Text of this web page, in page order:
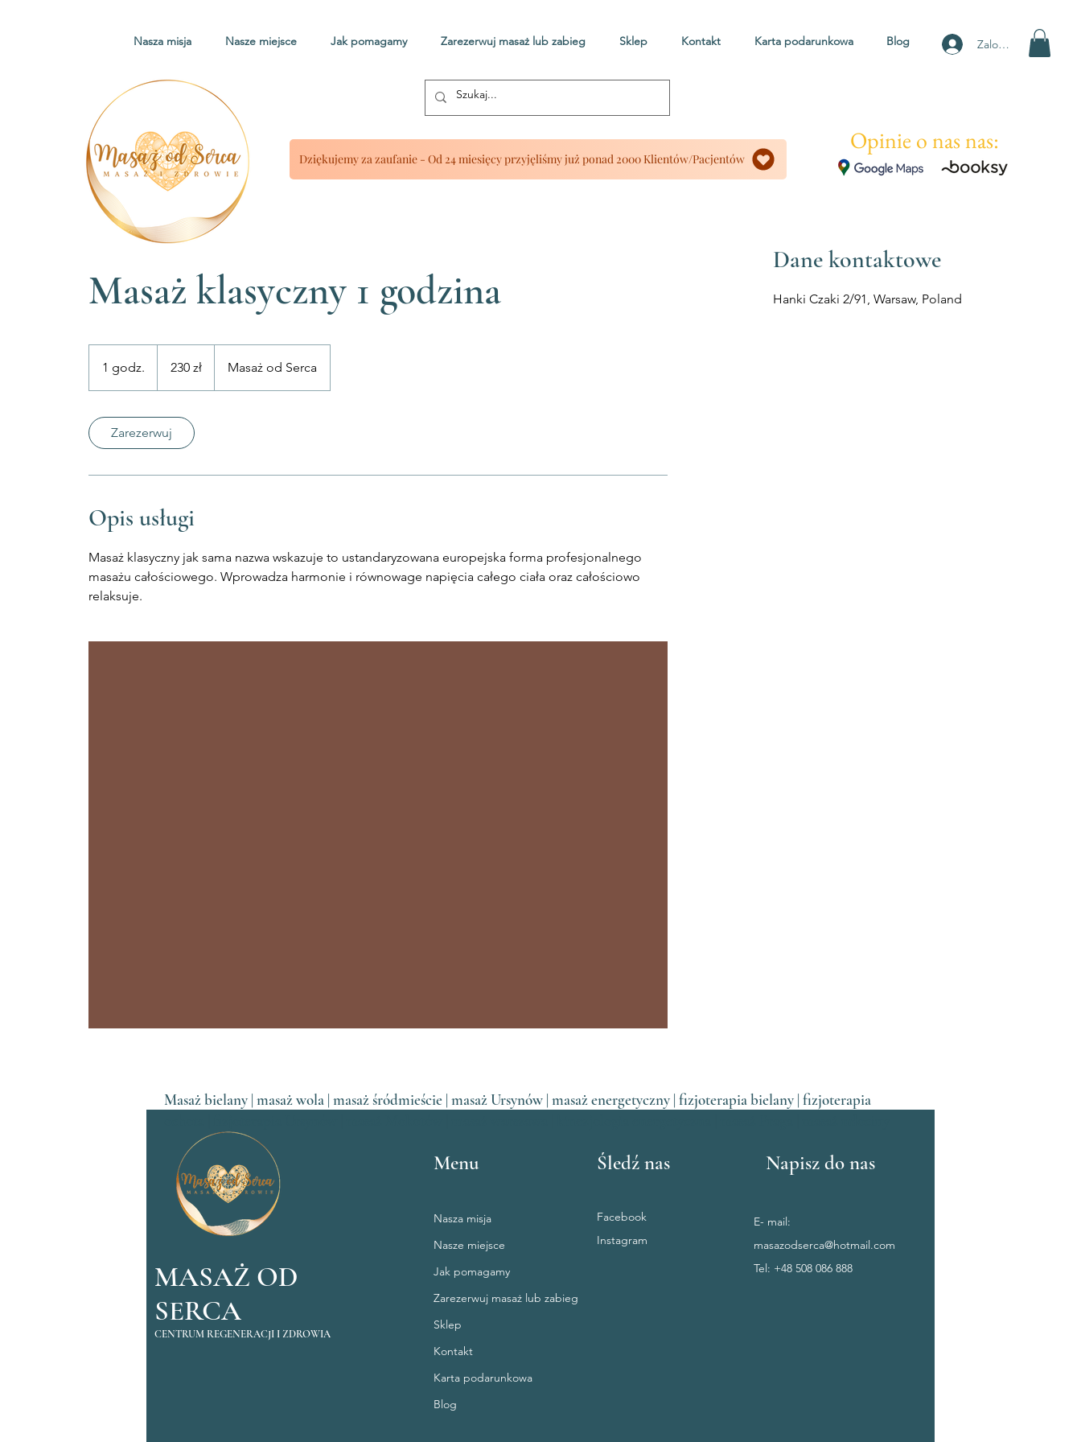
Nasza misja Nasze miejsce Jak pomagamy Zarezerwuj masaż lub zabieg Sklep Kontakt Karta podarunkowa Blog Zaloguj się
Dziękujemy za zaufanie - Od 24 miesięcy przyjęliśmy już ponad 2000 Klientów/Pacjentów
Opinie o nas nas:
Masaż klasyczny 1 godzina
1 godz.
polskich
230 zł Masaż od Serca
Zarezerwuj
Opis usługi
Masaż klasyczny jak sama nazwa wskazuje to ustandaryzowana europejska forma profesjonalnego
masażu całościowego. Wprowadza harmonie i równowage napięcia całego ciała oraz całościowo
relaksuje.
Dane kontaktowe
Hanki Czaki 2/91, Warsaw, Poland
MASAŻ OD
SERCA
CENTRUM REGENERACJI I ZDROWIA
Menu Śledź nas Napisz do nas
Nasza misja
Nasze miejsce
Jak pomagamy
Zarezerwuj masaż lub zabieg
Sklep
Kontakt
Karta podarunkowa
Blog
Facebook
Instagram
E- mail:
masazodserca@hotmail.com
Tel: +48 508 086 888
Masaż bielany | masaż wola | masaż śródmieście | masaż Ursynów | masaż energetyczny | fizjoterapia bielany | fizjoterapia